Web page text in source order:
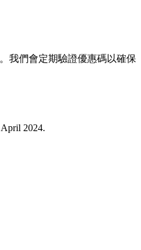
我們會定期驗證優惠碼以確保
April 2024.